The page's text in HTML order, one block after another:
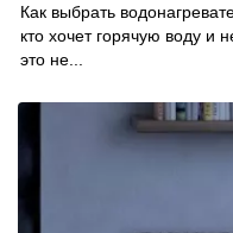
Как выбрать
кто хочет горячую воду и
это не...